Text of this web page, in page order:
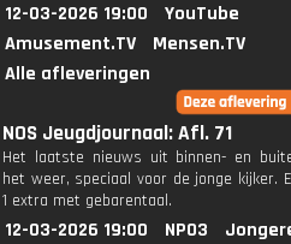
12-03-2026 19:00
YouTube
Amusement.TV
Mensen.TV
Alle afleveringen
NOS Jeugdjournaal: Afl. 71
Het laatste nieuws uit binnen- en
het weer, speciaal voor de jonge kijker.
1 extra met gebarentaal.
12-03-2026 19:00 NPO3